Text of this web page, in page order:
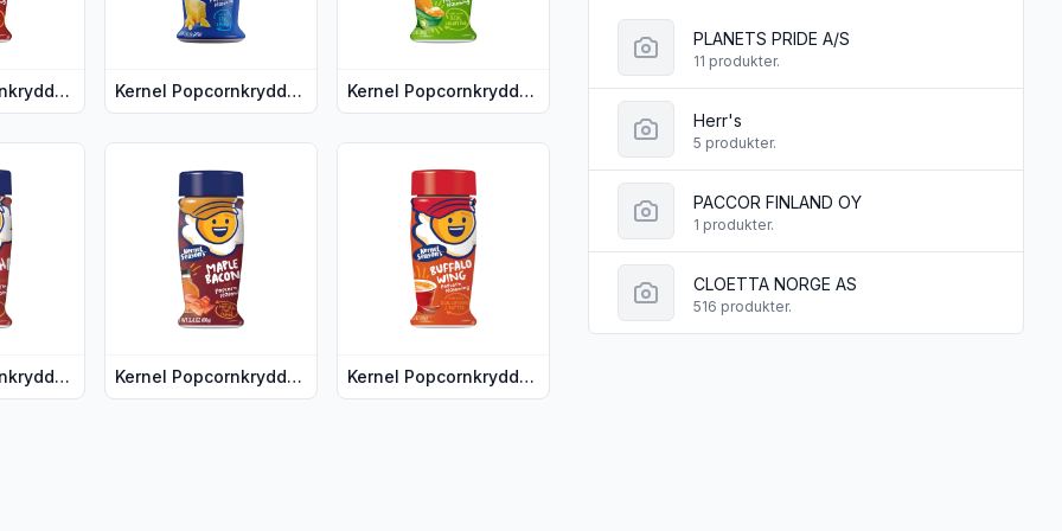
Kernel Popcornkrydder Bacon Cheddar 80 g Kernel Popcornkrydder White Cheddar 80 g Kernel Popcornkrydder Cheesy Jalapeño 68 g
Kernel Popcornkrydder Sriracha 85 g DATOVARE Kernel Popcornkrydder Maple Bacon 68 g
Vis flere detaljer for produktet "Kernel Popcornkrydder Maple Bacon 68 g"
Kernel Popcornkrydder Buffalo Wing 80 g DATOVARE
Vis flere detaljer for produktet "Kernel Popcornkrydder Buffalo Wing 80 g
PLANETS PRIDE A/S
11 produkter.
Herr's
5 produkter.
PACCOR FINLAND OY
1 produkter.
CLOETTA NORGE AS
516 produkter.